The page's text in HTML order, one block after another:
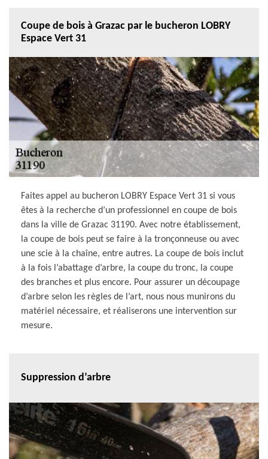
Coupe de bois à Grazac par le bucheron LOBRY
Espace Vert 31
Faites appel au bucheron LOBRY Espace Vert 31 si vous
êtes à la recherche d’un professionnel en coupe de bois
dans la ville de Grazac 31190. Avec notre établissement,
la coupe de bois peut se faire à la tronçonneuse ou avec
une scie à la chaîne, entre autres. La coupe de bois inclut
à la fois l’abattage d’arbre, la coupe du tronc, la coupe
des branches et plus encore. Pour assurer un découpage
d’arbre selon les règles de l’art, nous nous munirons du
matériel nécessaire, et réaliserons une intervention sur
mesure.
Suppression d’arbre